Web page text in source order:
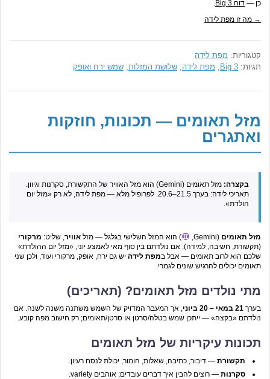
כן — דוח Big 3
.
→ מה זו מפת לידה
קטגוריות: מפת לידה
תגיות: Big 3
, מפת לידה, שלושת המזלות, שמש ירח ואופק
מזל תאומים — תכונות, חוזקות
ואתגרים
בקצרה:
מזל תאומים (Gemini) הוא מזל האוויר של התקשורת, סקרנות וגיוון.
תאריכי לידה: בערך 21.5–20.6. לפרופיל מלא — מפת לידה, לא רק «מזל יום
הולדת».
מזל תאומים (Gemini, ) הוא המזל השלישי בגלגל — מזל אוויר, שליט: מרקורי
(תקשורת, חשיבה, למידה). אם נולדתם בין סוף מאי לאמצע יוני, «מזל יום ההולדת»
שלכם הוא לרוב תאומים — אבל במפת לידה יש גם ירח, אופק, מרקורי ועוד, ולכן שני
תאומים יכולים להרגיש שונים לגמרי.
מתי נולדים מזל תאומים? (תאריכים)
בערך 21 במאי – 20 ביוני
, אך המעבר המדויק של השמש משתנה משנה לשנה. אם
נולדתם «בקצה» — ייתכן שמש בטלה/סרטן או סרטן/תאומים; רק חישוב מפה קובע.
תכונות עיקריות של מזל תאומים
תקשורת — דיבור, כתיבה, שאלות, הומור, יכולת לנסח רעיון.
סקרנות — רוצים להבין איך דברים עובדים; אוהבים variety.